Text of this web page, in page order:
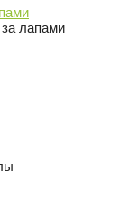
лапами